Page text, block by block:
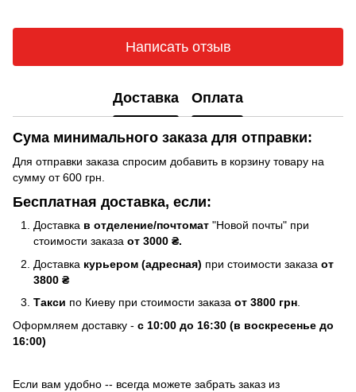
Написать отзыв
Доставка Оплата
Сума минимального заказа для отправки:
Для отправки заказа спросим добавить в корзину товару на
сумму от 600 грн.
Бесплатная доставка, если:
Доставка в отделение/почтомат "Новой почты" при
стоимости заказа от 3000 ₴.
Доставка курьером (адресная) при стоимости заказа от
3800 ₴
Такси по Киеву при стоимости заказа от 3800 грн.
Оформляем доставку - с 10:00 до 16:30 (в воскресенье до
16:00)
Если вам удобно -- всегда можете забрать заказ из